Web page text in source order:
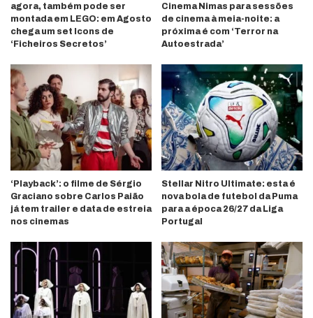
agora, também pode ser
montada em LEGO: em Agosto
chega um set Icons de
‘Ficheiros Secretos’
Cinema Nimas para sessões
de cinema à meia-noite: a
próxima é com ‘Terror na
Autoestrada’
‘Playback’: o filme de Sérgio
Graciano sobre Carlos Paião
já tem trailer e data de estreia
nos cinemas
Stellar Nitro Ultimate: esta é
nova bola de futebol da Puma
para a época 26/27 da Liga
Portugal